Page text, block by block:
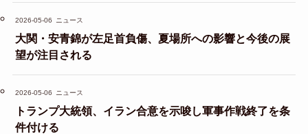
2026-05-06 ニュース
大関・安青錦が左足首負傷、夏場所への影響と今後の展
望が注目される
2026-05-06 ニュース
トランプ大統領、イラン合意を示唆し軍事作戦終了を条
件付ける